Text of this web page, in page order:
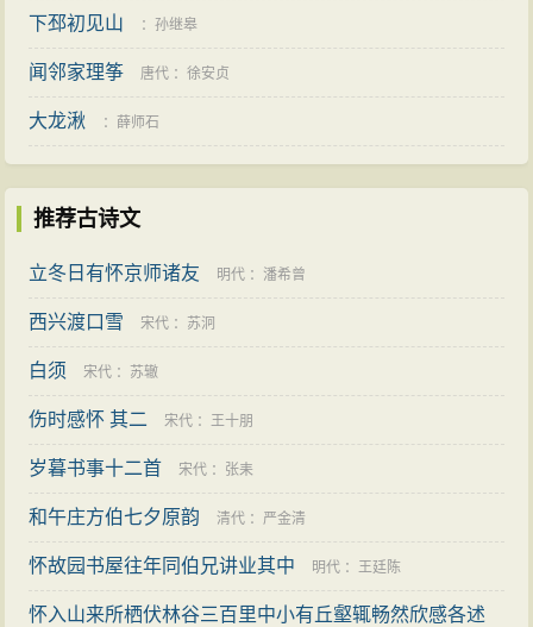
下邳初见山 ：孙继皋
闻邻家理筝 唐代 ：徐安贞
大龙湫 ： 薛师石
推荐古诗文
立冬日有怀京师诸友 明代 ： 潘希曾
西兴渡口雪 宋代 ： 苏泂
白须 宋代 ： 苏辙
伤时感怀 其二 宋代 ：王十朋
岁暮书事十二首 宋代 ： 张耒
和午庄方伯七夕原韵 清代 ： 严金清
怀故园书屋往年同伯兄讲业其中 明代 ：王廷陈
怀入山来所栖伏林谷三百里中小有丘壑辄畅然欣感各述